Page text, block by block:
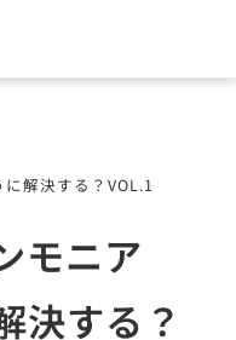
解決する？VOL.1
モニア
決する？